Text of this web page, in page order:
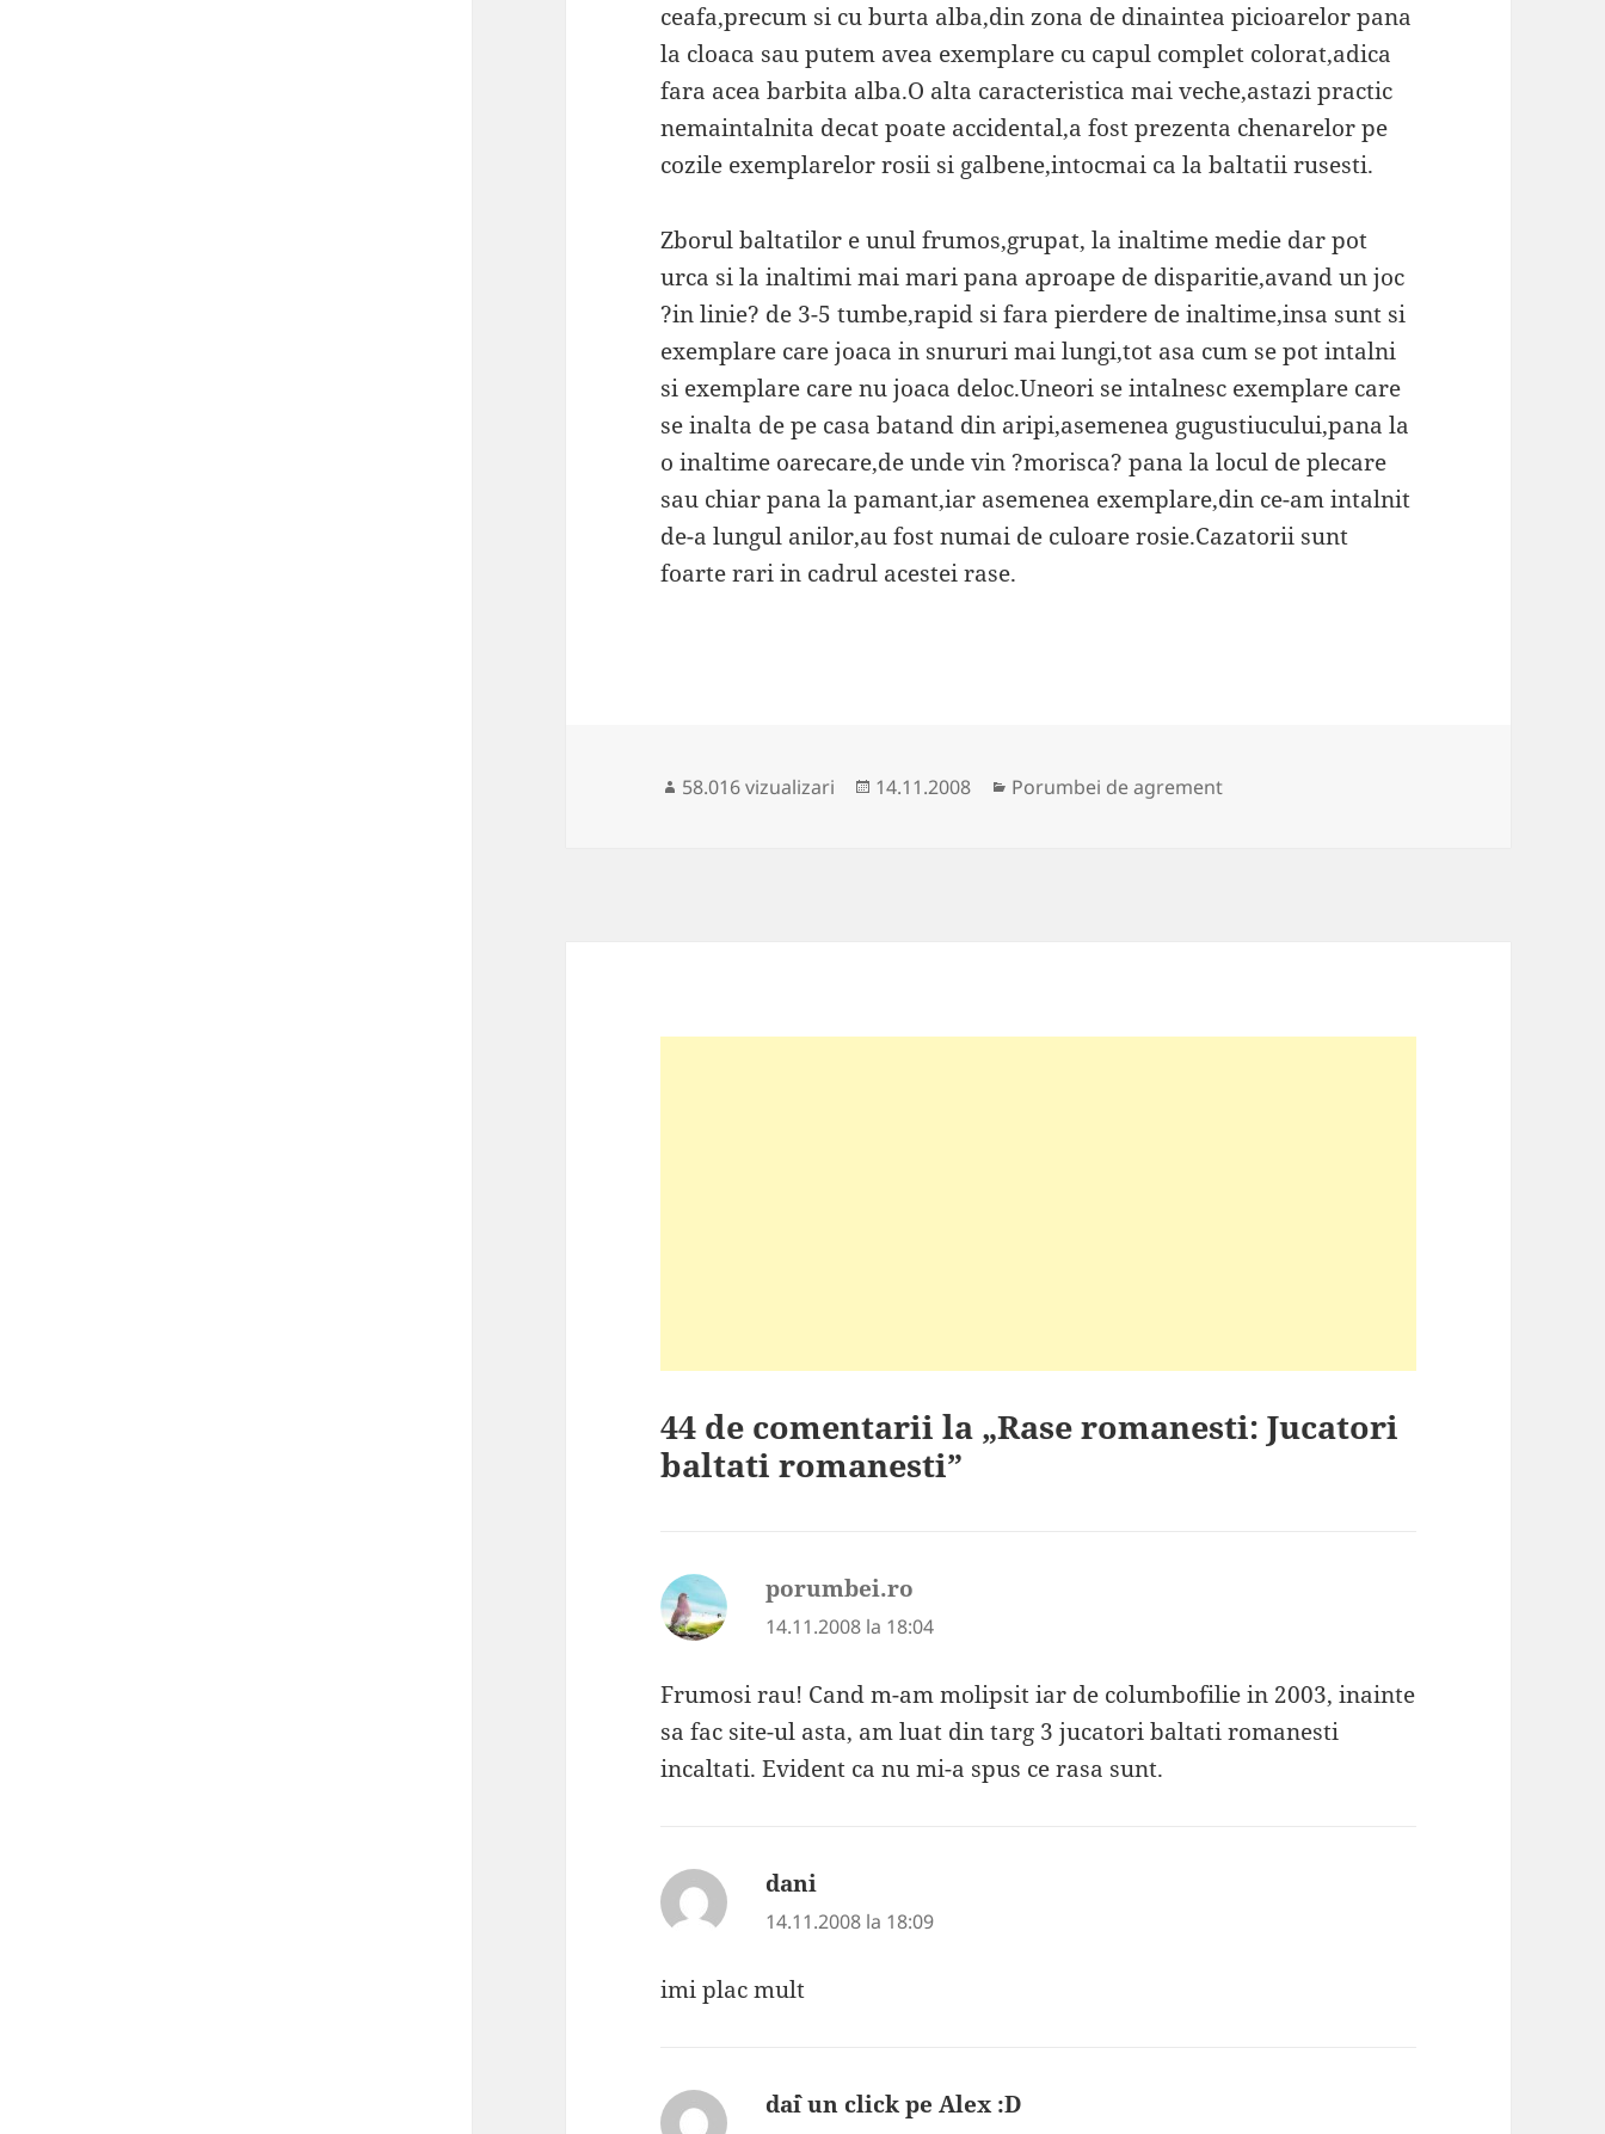
ceafa,precum si cu burta alba,din zona de dinaintea picioarelor pana
la cloaca sau putem avea exemplare cu capul complet colorat,adica
fara acea barbita alba.O alta caracteristica mai veche,astazi practic
nemaintalnita decat poate accidental,a fost prezenta chenarelor pe
cozile exemplarelor rosii si galbene,intocmai ca la baltatii rusesti.
Zborul baltatilor e unul frumos,grupat, la inaltime medie dar pot
urca si la inaltimi mai mari pana aproape de disparitie,avand un joc
?in linie? de 3-5 tumbe,rapid si fara pierdere de inaltime,insa sunt si
exemplare care joaca in snururi mai lungi,tot asa cum se pot intalni
si exemplare care nu joaca deloc.Uneori se intalnesc exemplare care
se inalta de pe casa batand din aripi,asemenea gugustiucului,pana la
o inaltime oarecare,de unde vin ?morisca? pana la locul de plecare
sau chiar pana la pamant,iar asemenea exemplare,din ce-am intalnit
de-a lungul anilor,au fost numai de culoare rosie.Cazatorii sunt
foarte rari in cadrul acestei rase.
58.016 vizualizari
Publicat
14.11.2008 Categorii
Porumbei de agrement
44 de comentarii la „Rase romanesti: Jucatori
baltati romanesti”
porumbei.ro
14.11.2008 la 18:04
Frumosi rau! Cand m-am molipsit iar de columbofilie in 2003, inainte
sa fac site-ul asta, am luat din targ 3 jucatori baltati romanesti
incaltati. Evident ca nu mi-a spus ce rasa sunt.
dani
14.11.2008 la 18:09
imi plac mult
da`i un click pe Alex :D